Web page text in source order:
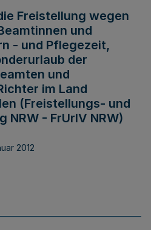
Freistellung wegen
und
- und Pflegezeit,
der
und
im Land
(Freistellungs- und
NRW - FrUrlV NRW)
2012